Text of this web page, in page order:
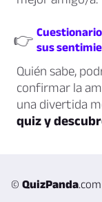
👉 sus
Quién sabe,
confirmar la
una divertida
quiz y
© QuizPanda.com